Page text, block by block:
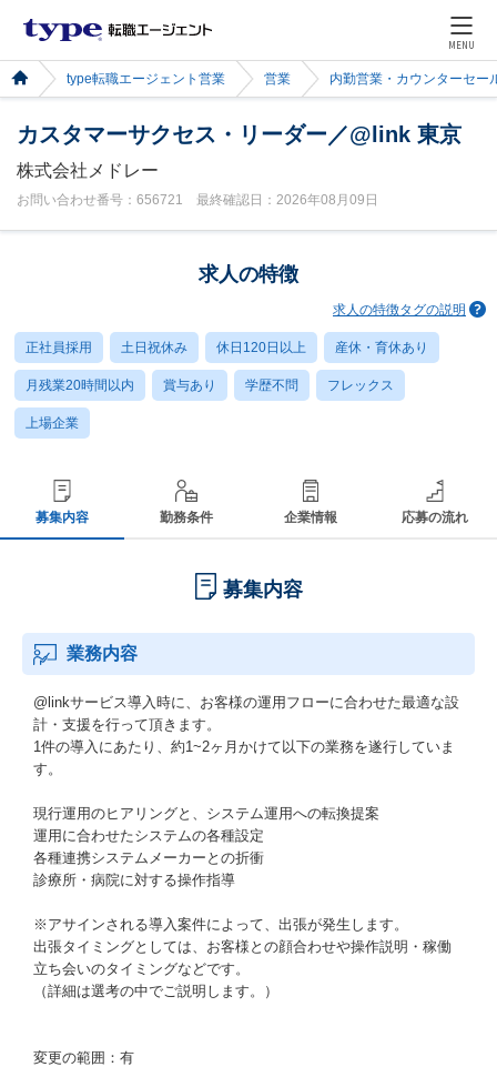
MENU
type転職エージェント営業 営業 内勤営業・カウンターセー
カスタマーサクセス・リーダー／@link 東京
株式会社メドレー
お問い合わせ番号：656721 最終確認日：2026年08月09日
求人の特徴
求人の特徴タグの説明
正社員採用 土日祝休み 休日120日以上 産休・育休あり
月残業20時間以内 賞与あり 学歴不問 フレックス
上場企業
募集内容 勤務条件 企業情報 応募の流れ
募集内容
業務内容
@linkサービス導入時に、お客様の運用フローに合わせた最適な設
計・支援を行って頂きます。
1件の導入にあたり、約1~2ヶ月かけて以下の業務を遂行していま
す。
現行運用のヒアリングと、システム運用への転換提案
運用に合わせたシステムの各種設定
各種連携システムメーカーとの折衝
診療所・病院に対する操作指導
※アサインされる導入案件によって、出張が発生します。
出張タイミングとしては、お客様との顔合わせや操作説明・稼働
立ち会いのタイミングなどです。
（詳細は選考の中でご説明します。）
変更の範囲：有